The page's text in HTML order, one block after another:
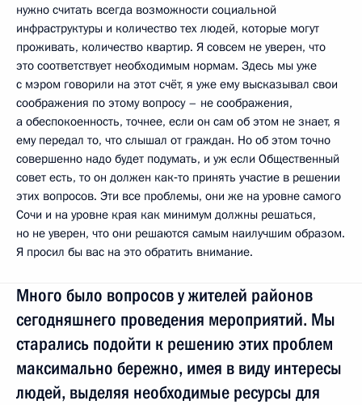
нужно считать всегда возможности социальной
инфраструктуры и количество тех людей, которые могут
проживать, количество квартир. Я совсем не уверен, что
это соответствует необходимым нормам. Здесь мы уже
с мэром говорили на этот счёт, я уже ему высказывал свои
соображения по этому вопросу – не соображения,
а обеспокоенность, точнее, если он сам об этом не знает, я
ему передал то, что слышал от граждан. Но об этом точно
совершенно надо будет подумать, и уж если Общественный
совет есть, то он должен как‑то принять участие в решении
этих вопросов. Эти все проблемы, они же на уровне самого
Сочи и на уровне края как минимум должны решаться,
но не уверен, что они решаются самым наилучшим образом.
Я просил бы вас на это обратить внимание.
Много было вопросов у жителей районов
сегодняшнего проведения мероприятий. Мы
старались подойти к решению этих проблем
максимально бережно, имея в виду интересы
людей, выделяя необходимые ресурсы для